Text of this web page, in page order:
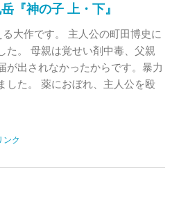
『神の子 上・下』
る大作です。 主人公の町田博史に
た。 母親は覚せい剤中毒、父親
が出されなかったからです。暴力
した。 薬におぼれ、主人公を殴
ンク